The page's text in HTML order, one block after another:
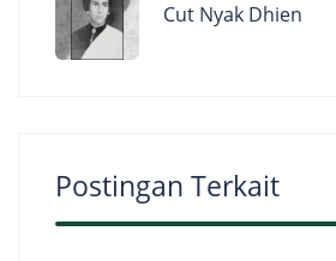
Cut Nyak Dhien
Postingan Terkait